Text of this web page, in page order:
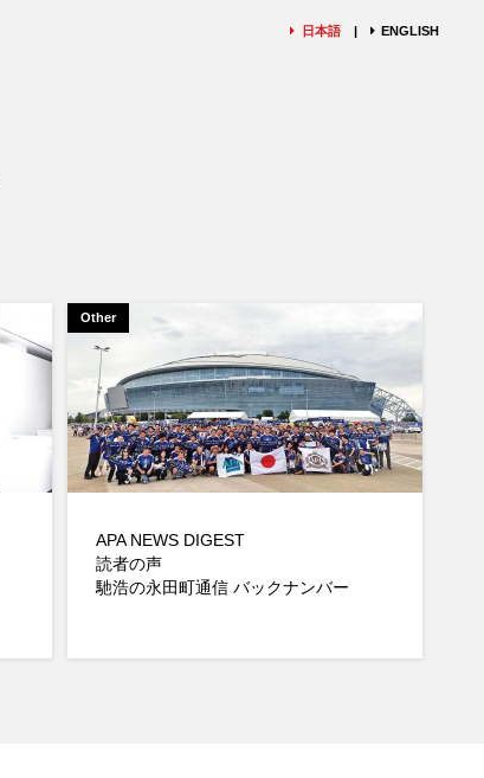
日本語 ENGLISH
Other
APA NEWS DIGEST
読者の声
馳浩の永田町通信 バックナンバー